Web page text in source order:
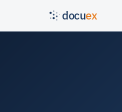
docuex